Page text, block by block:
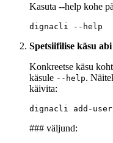
Kasuta --help kohe
dignacli
Spetsiifilise käsu
Konkreetse käsu
käsule --help.
käivita:
dignacli add-user
### väljund: